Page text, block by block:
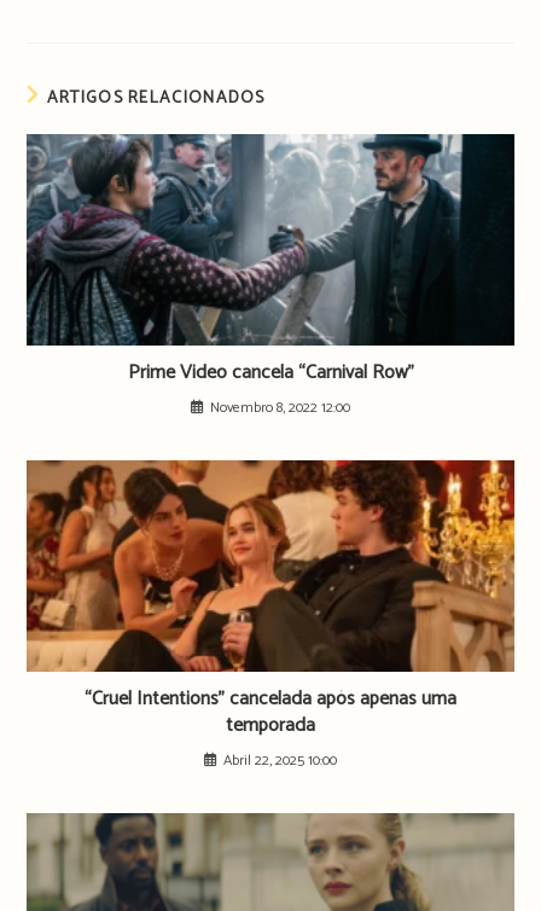
ARTIGOS RELACIONADOS
Prime Video cancela “Carnival Row”
Novembro 8, 2022 12:00
“Cruel Intentions” cancelada após apenas uma
temporada
Abril 22, 2025 10:00